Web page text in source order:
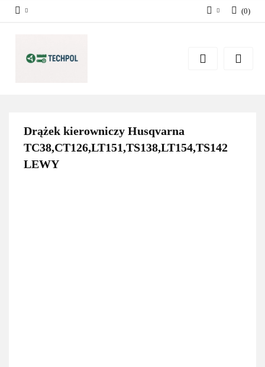
Zarejestruj się
(0)
Drążek kierowniczy Husqvarna
TC38,CT126,LT151,TS138,LT154,TS142
LEWY